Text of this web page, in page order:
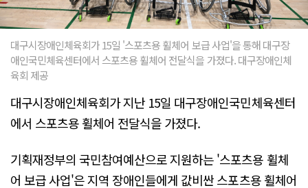
대구시장애인체육회가 15일 '스포츠용 휠체어 보급 사업'을 통해 대구장
애인국민체육센터에서 스포츠용 휠체어 전달식을 가졌다. 대구장애인체
육회 제공
대구시장애인체육회가 지난 15일 대구장애인국민체육센터
에서 스포츠용 휠체어 전달식을 가졌다.
기획재정부의 국민참여예산으로 지원하는 '스포츠용 휠체
어 보급 사업'은 지역 장애인들에게 값비싼 스포츠용 휠체어